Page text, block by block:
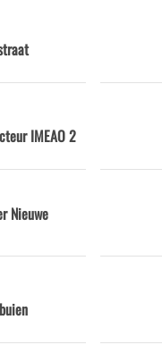
IMEAO 2
Nieuwe